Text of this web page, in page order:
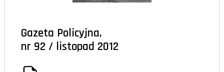
Gazeta Policyjna,
nr 92 / listopad 2012